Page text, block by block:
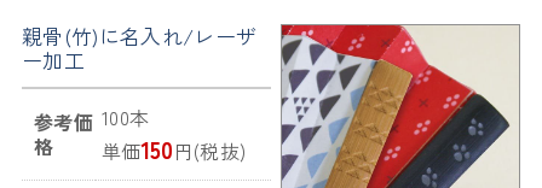
親骨(竹)に名入れ/レーザ
ー加工
参考価
格
100本
単価150円(税抜)